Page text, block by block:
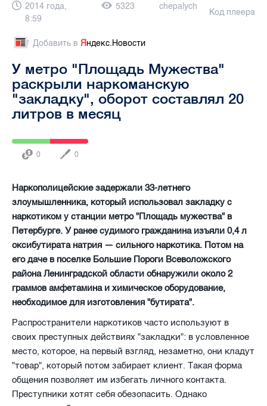
2014 года,
8:59
5323 chepalych
Код плеера
Добавить в Яндекс.Новости
У метро "Площадь Мужества"
раскрыли наркоманскую
"закладку", оборот составлял 20
литров в месяц
0 0
Наркополицейские задержали 33-летнего
злоумышленника, который использовал закладку с
наркотиком у станции метро "Площадь мужества" в
Петербурге. У ранее судимого гражданина изъяли 0,4 л
оксибутирата натрия — сильного наркотика. Потом на
его даче в поселке Большие Пороги Всеволожского
района Ленинградской области обнаружили около 2
граммов амфетамина и химическое оборудование,
необходимое для изготовления "бутирата".
Распространители наркотиков часто используют в
своих преступных действиях "закладки": в условленное
место, которое, на первый взгляд, незаметно, они кладут
"товар", который потом забирает клиент. Такая форма
общения позволяет им избегать личного контакта.
Преступники хотят себя обезопасить. Однако